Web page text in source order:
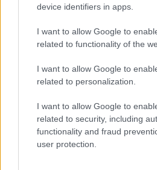
device identifiers in apps.
I want to allow Google to
related to functionality of the
I want to allow Google to
related to personalization.
I want to allow Google to
related to security, including
functionality and fraud
user protection.
Dva
ich
mil. eur